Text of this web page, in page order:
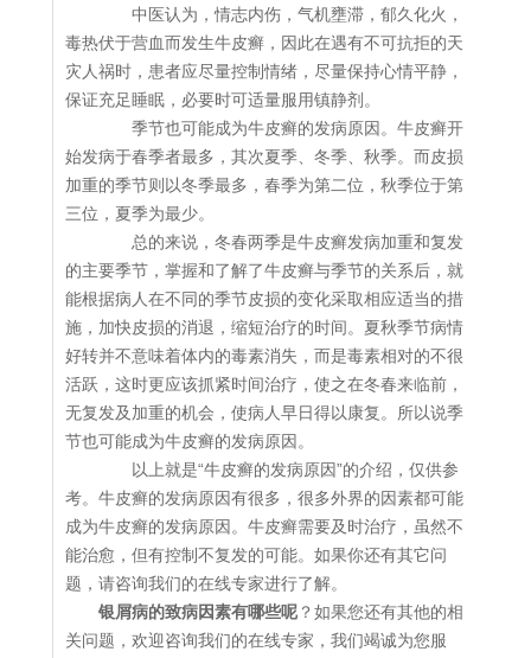
中医认为，情志内伤，气机壅滞，郁久化火，
毒热伏于营血而发生牛皮癣，因此在遇有不可抗拒的天
灾人祸时，患者应尽量控制情绪，尽量保持心情平静，
保证充足睡眠，必要时可适量服用镇静剂。
季节也可能成为牛皮癣的发病原因。牛皮癣开
始发病于春季者最多，其次夏季、冬季、秋季。而皮损
加重的季节则以冬季最多，春季为第二位，秋季位于第
三位，夏季为最少。
总的来说，冬春两季是牛皮癣发病加重和复发
的主要季节，掌握和了解了牛皮癣与季节的关系后，就
能根据病人在不同的季节皮损的变化采取相应适当的措
施，加快皮损的消退，缩短治疗的时间。夏秋季节病情
好转并不意味着体内的毒素消失，而是毒素相对的不很
活跃，这时更应该抓紧时间治疗，使之在冬春来临前，
无复发及加重的机会，使病人早日得以康复。所以说季
节也可能成为牛皮癣的发病原因。
以上就是“牛皮癣的发病原因”的介绍，仅供参
考。牛皮癣的发病原因有很多，很多外界的因素都可能
成为牛皮癣的发病原因。牛皮癣需要及时治疗，虽然不
能治愈，但有控制不复发的可能。如果你还有其它问
题，请咨询我们的在线专家进行了解。
银屑病的致病因素有哪些呢 ？如果您还有其他的相
关问题，欢迎咨询我们的在线专家，我们竭诚为您服